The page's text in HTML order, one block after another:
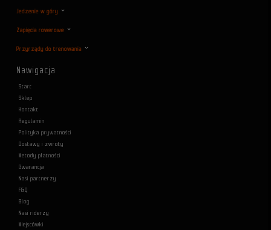
Jedzenie w góry
Zapięcia rowerowe
Przyrządy do trenowania
Nawigacja
Start
Sklep
Kontakt
Regulamin
Polityka prywatności
Dostawy i zwroty
Metody płatności
Gwarancja
Nasi partnerzy
F&Q
Blog
Nasi riderzy
Miejscówki